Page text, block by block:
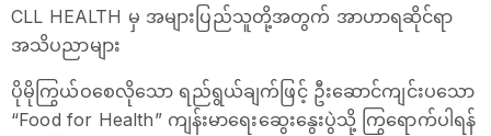
CLL HEALTH မှ အများပြည်သူတို့အတွက် အာဟာရဆိုင်ရာ
အသိပညာများ
ပိုမိုကြွယ်ဝစေလိုသော ရည်ရွယ်ချက်ဖြင့် ဦးဆောင်ကျင်းပသော
“Food for Health” ကျန်းမာရေးဆွေးနွေးပွဲသို့ ကြွရောက်ပါရန်